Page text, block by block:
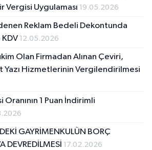
Vergisi Uygulaması 19.05.2026
Reklam Bedeli Dekontunda
12.05.2026
Olan Firmadan Alınan Çeviri,
Yazı Hizmetlerinin Vergilendirilmesi
Oranının 1 Puan İndirimli
GAYRİMENKULÜN BORÇ
DEVREDİLMESİ 17.02.2026